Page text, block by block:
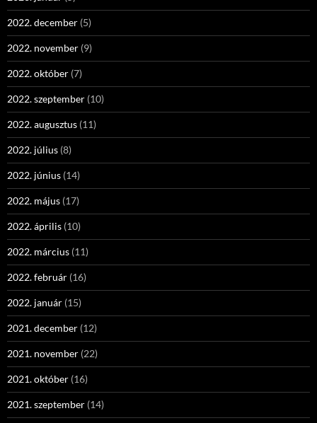
2022. december (5)
2022. november (9)
2022. október (7)
2022. szeptember (10)
2022. augusztus (11)
2022. július (8)
2022. június (14)
2022. május (17)
2022. április (10)
2022. március (11)
2022. február (16)
2022. január (15)
2021. december (12)
2021. november (22)
2021. október (16)
2021. szeptember (14)